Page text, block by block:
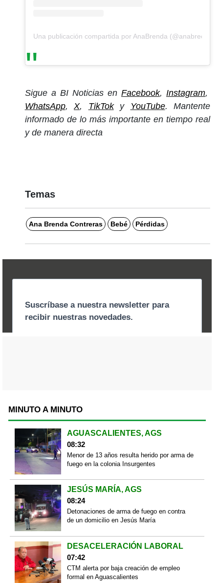
Una publicación compartida por AnaBrenda (@anabreco)
Sigue a BI Noticias en Facebook, Instagram,
WhatsApp,X, TikToky YouTube. Mantente
informado de lo más importante en tiempo real
y de manera directa
Temas
Ana Brenda Contreras Bebé Pérdidas
MINUTO A MINUTO
AGUASCALIENTES, AGS
08:32
Menor de 13 años resulta herido por arma de
fuego en la colonia Insurgentes
JESÚS MARÍA, AGS
08:24
Detonaciones de arma de fuego en contra
de un domicilio en Jesús María
DESACELERACIÓN LABORAL
07:42
CTM alerta por baja creación de empleo
formal en Aguascalientes